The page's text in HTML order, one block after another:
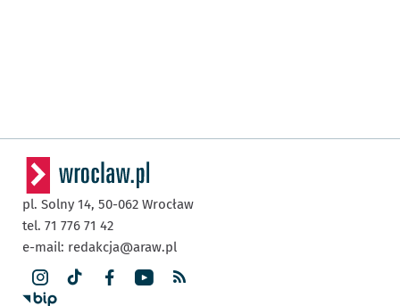
pl. Solny 14, 50-062 Wrocław
tel. 71 776 71 42
e-mail: redakcja@araw.pl